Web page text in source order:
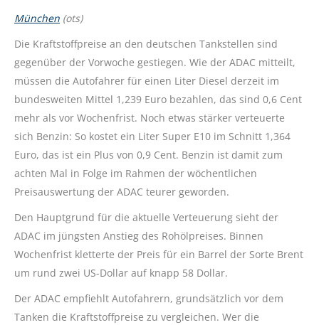
München (ots)
Die Kraftstoffpreise an den deutschen Tankstellen sind
gegenüber der Vorwoche gestiegen. Wie der ADAC mitteilt,
müssen die Autofahrer für einen Liter Diesel derzeit im
bundesweiten Mittel 1,239 Euro bezahlen, das sind 0,6 Cent
mehr als vor Wochenfrist. Noch etwas stärker verteuerte
sich Benzin: So kostet ein Liter Super E10 im Schnitt 1,364
Euro, das ist ein Plus von 0,9 Cent. Benzin ist damit zum
achten Mal in Folge im Rahmen der wöchentlichen
Preisauswertung der ADAC teurer geworden.
Den Hauptgrund für die aktuelle Verteuerung sieht der
ADAC im jüngsten Anstieg des Rohölpreises. Binnen
Wochenfrist kletterte der Preis für ein Barrel der Sorte Brent
um rund zwei US-Dollar auf knapp 58 Dollar.
Der ADAC empfiehlt Autofahrern, grundsätzlich vor dem
Tanken die Kraftstoffpreise zu vergleichen. Wer die